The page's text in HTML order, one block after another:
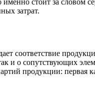
затрат.
соответствие
и о сопутствующих
продукции: первая